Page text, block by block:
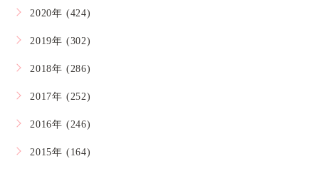
2020年 (424)
2019年 (302)
2018年 (286)
2017年 (252)
2016年 (246)
2015年 (164)